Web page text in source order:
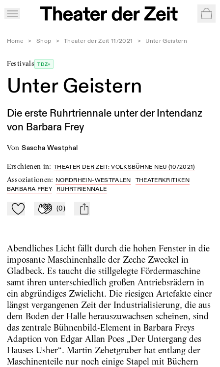
Home > Shop > Theater der Zeit 11/2021 > Unter Geistern
Festivals TDZ+
Unter Geistern
Die erste Ruhrtriennale unter der Intendanz
von Barbara Frey
von Sascha Westphal
Erschienen in:THEATER DER ZEIT: VOLKSBÜHNE NEU (10/2021)
Assoziationen: NORDRHEIN-WESTFALEN
THEATERKRITIKEN
BARBARA FREY
RUHRTRIENNALE
Zu Mein-TdZ hinzufügen
Applaudieren
(0) mail
Abendliches Licht fällt durch die hohen Fenster in die
imposante Maschinenhalle der Zeche Zweckel in
Gladbeck. Es taucht die stillgelegte Fördermaschine
samt ihren unterschiedlich großen Antriebsrädern in
ein abgründiges Zwielicht. Die riesigen Artefakte einer
längst vergangenen Zeit der Industrialisierung, die aus
dem Boden der Halle herauszuwachsen scheinen, sind
das zentrale Bühnenbild-Element in Barbara Freys
Adaption von Edgar Allan Poes „Der Untergang des
Hauses Usher“. Martin Zehetgruber hat entlang der
Maschinenteile nur noch einige Stapel mit Büchern